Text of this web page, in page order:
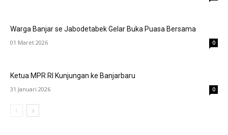
Warga Banjar se Jabodetabek Gelar Buka Puasa Bersama
01 Maret 2026 0
Ketua MPR RI Kunjungan ke Banjarbaru
31 Januari 2026 0